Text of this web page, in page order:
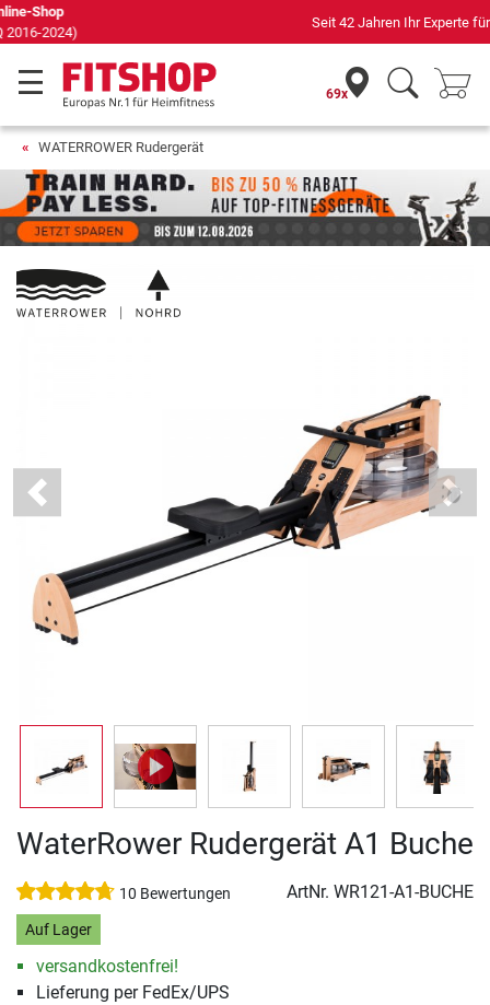
Seit 42 Jahren Ihr Experte für Heimfitness
69x
WATERROWER Rudergerät
Previous Next
WaterRower Rudergerät A1 Buche
10 Bewertungen ArtNr. WR121-A1-BUCHE
Auf Lager
versandkostenfrei!
Lieferung per FedEx/UPS